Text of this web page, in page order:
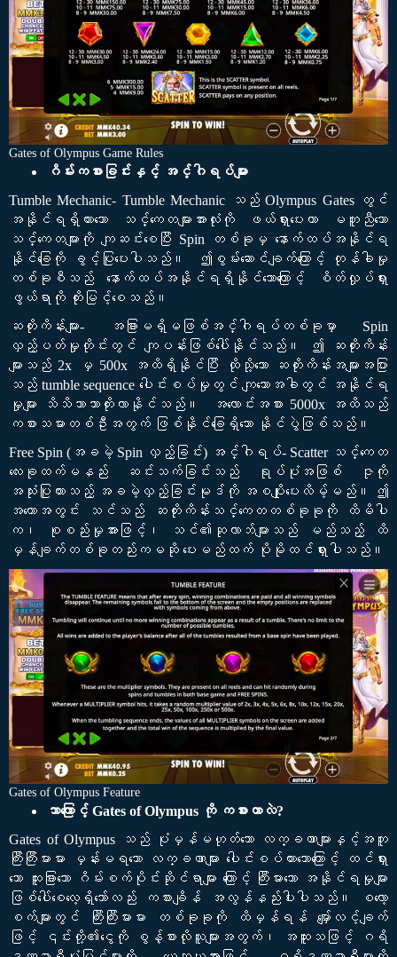
Gates of Olympus Game Rules
ဂိမ်းကစားခြင်းနှင့် အင်္ဂါရပ်များ
Tumble Mechanic- Tumble Mechanic သည် Olympus Gates တွင်
အနိုင်ရရှိထားသော သင်္ကေတများအားလုံးကို ဖယ်ရှားပေးကာ မတူညီသော
သင်္ကေတများကို ကျဆင်းစေပြီး Spin တစ်ခုမှ နောက်ထပ်အနိုင်ရ
နိုင်ခြေကို ခွင့်ပြုပေးပါသည်။ ဤစွမ်းဆောင်ချက်ကြောင့် တုန်ခါမှု
တစ်ခုစီသည် နောက်ထပ်အနိုင်ရရှိနိုင်သောကြောင့် စိတ်လှုပ်ရှား
ဖွယ်ရာကို တိုးမြင့်စေသည်။
ဆတိုးကိန်းများ- အခြားမရှိမဖြစ်အင်္ဂါရပ်တစ်ခုမှာ Spin
လှည့်ပတ်မှုတိုင်းတွင် ကျပန်းဖြစ်ပေါ်နိုင်သည်။ ဤ ဆတိုးကိန်း
များသည် 2x မှ 500x အထိရှိနိုင်ပြီး ထိုသို့သော ဆတိုးကိန်းအများအပြား
သည် tumble sequence ပေါင်းစပ်မှုတွင် ကျသောအခါတွင် အနိုင်ရ
မှုများ သိသိသာသာတိုးလာနိုင်သည်။ အလောင်းအစား 5000x အထိသည်
ကစားသမားတစ်ဦးအတွက် ဖြစ်နိုင်ခြေရှိသော နိုင်ပွဲဖြစ်သည်။
Free Spin (အခမဲ့ Spin လှည့်ခြင်း) အင်္ဂါရပ်- Scatter သင်္ကေတ
လေးခုထက်မနည်း ဆင်းသက်ခြင်းသည် ရုပ်ပုံအဖြစ် ဇုကို
အသုံးပြုထားသည့် အခမဲ့လှည့်ခြင်းမုဒ်ကို အစပျိုးပေးလိမ့်မည်။ ဤ
အတောအတွင်း သင်သည် ဆတိုးကိန်းသင်္ကေတတစ်ခုခုကို ထိမိပါ
က၊ စုစည်းမှုအားဖြင့်၊ သင်၏ဆုလာဘ်များသည် မည်သည့် ထိ
မှန်ချက်တစ်ခုတည်းကမဆို ပေးမည်ထက် ပိုမိုထင်ရှားပါသည်။
Gates of Olympus Feature
ဘာကြောင့် Gates of Olympus ကို ကစားတာလဲ?
Gates of Olympus သည် ပုံမှန်မဟုတ်သော လက္ခဏာများနှင့်အတူ
ကြီးကြီးမားမား မှန်းမရသော လက္ခဏာများ ပေါင်းစပ်ထားသောကြောင့် ထင်ရှား
သော ထူးခြားသော ဂိမ်းစက်ပိုင်းဆိုင်ရာများ ကြောင့် ကြီးမားသော အနိုင်ရမှုများ
ဖြစ်ပေါ်စေလေ့ရှိသော်လည်း ကစားချိန် အလွန်နည်းပါးပါသည်။ စလော့
စက်များတွင် ကြီးကြီးမားမား တစ်ခုခုကို ထိမှန်ရန် မျှော်လင့်ချက်
ဖြင့် ၎င်းတို့၏ငွေကို စွန့်စားလိုသူများအတွက်၊ အထူးသဖြင့် ဂရိ